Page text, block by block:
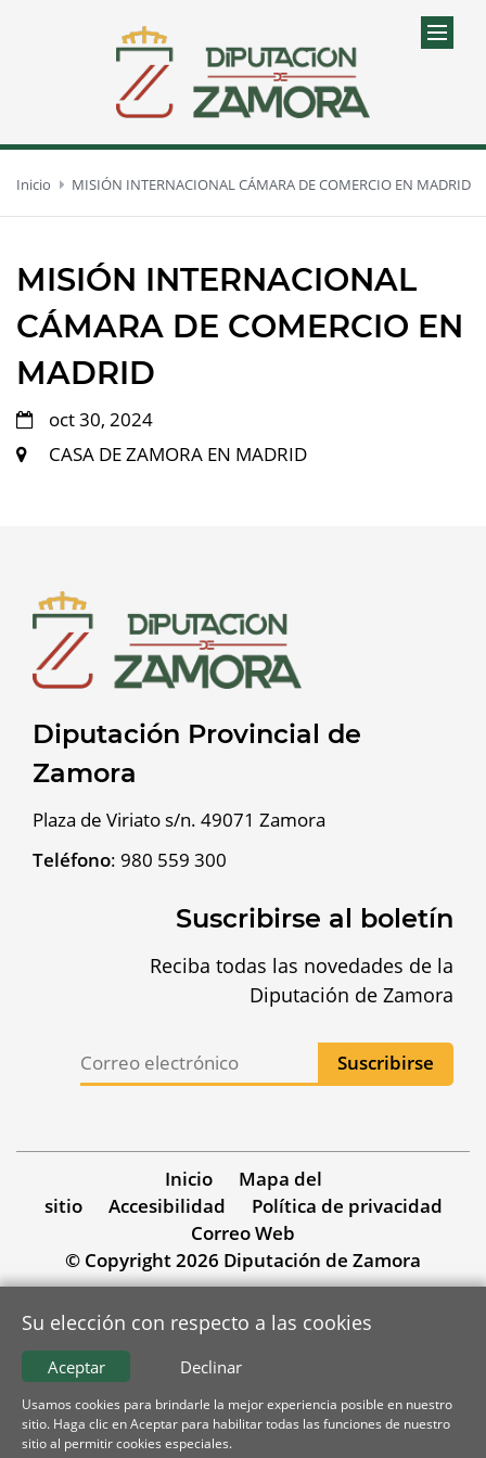
Inicio MISIÓN INTERNACIONAL CÁMARA DE COMERCIO EN MADRID
MISIÓN INTERNACIONAL
CÁMARA DE COMERCIO EN
MADRID
oct 30, 2024
CASA DE ZAMORA EN MADRID
Diputación Provincial de
Zamora
Plaza de Viriato s/n. 49071 Zamora
Teléfono: 980 559 300
Suscribirse al boletín
Reciba todas las novedades de la
Diputación de Zamora
Inicio
Mapa del
sitio
Accesibilidad
Política de privacidad
Correo Web
© Copyright 2026 Diputación de Zamora
Su elección con respecto a las cookies
Declinar
Aceptar
Usamos cookies para brindarle la mejor experiencia posible en nuestro
sitio. Haga clic en Aceptar para habilitar todas las funciones de nuestro
sitio al permitir cookies especiales.